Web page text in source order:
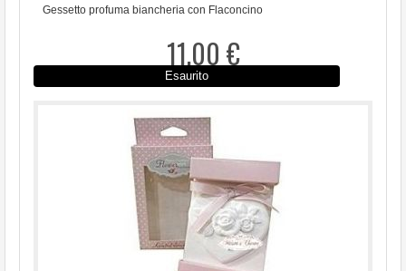
Gessetto profuma biancheria con Flaconcino
11,00 €
Esaurito